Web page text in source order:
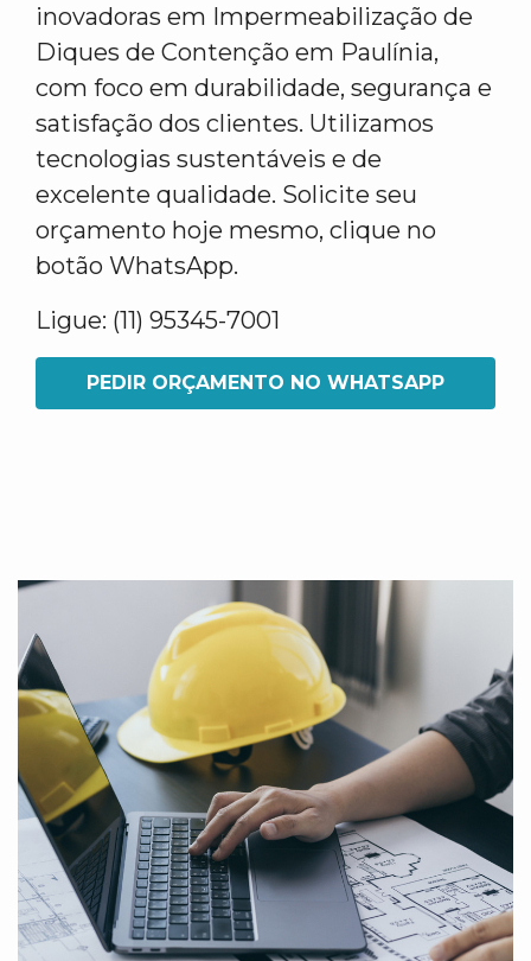
inovadoras em Impermeabilização de
Diques de Contenção em Paulínia,
com foco em durabilidade, segurança e
satisfação dos clientes. Utilizamos
tecnologias sustentáveis e de
excelente qualidade. Solicite seu
orçamento hoje mesmo, clique no
botão WhatsApp.
Ligue: (11) 95345-7001
PEDIR ORÇAMENTO NO WHATSAPP